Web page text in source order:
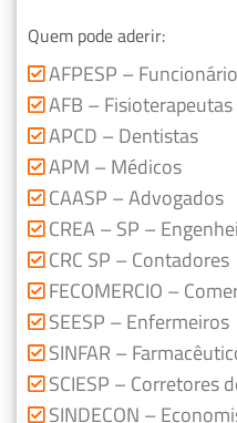
Quem pode aderir:
AFPESP –
AFB – Fisioterapeutas
APCD – Dentistas
APM – Médicos
CAASP – Advogados
CREA – SP –
CRC SP – Contadores
FECOMERCIO –
SEESP – Enfermeiros
SINFAR –
SCIESP – Corretores
SINDECON –